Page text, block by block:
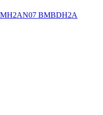
MH2AN07 BMBDH2A